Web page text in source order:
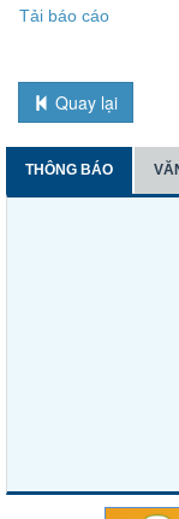
Tải báo cáo
Quay lại
THÔNG BÁO